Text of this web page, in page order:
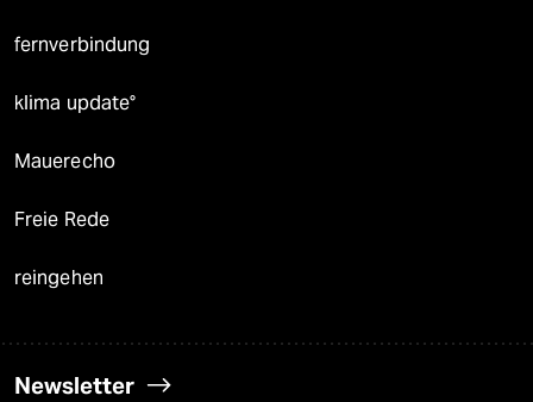
fernverbindung
klima update°
Mauerecho
Freie Rede
reingehen
Newsletter